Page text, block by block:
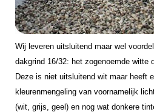
Wij leveren uitsluitend maar wel
dakgrind 16/32: het zogenoemde witte
Deze is niet uitsluitend wit maar heeft
kleurenmengeling van voornamelijk
(wit, grijs, geel) en nog wat donkere